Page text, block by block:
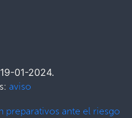
01-2024.
aviso
preparativos ante el riesgo